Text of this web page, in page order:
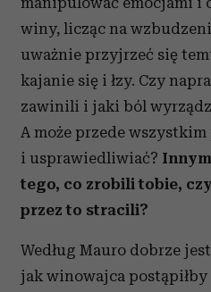
winy, licząc na
uważnie przyjrzeć się
kajanie się i łzy. Czy
zawinili i jaki ból
A może przede
i usprawiedliwiać?
tego, co zrobili tobie,
przez to stracili?
Według Mauro dobrze
jak winowajca postąpiłby